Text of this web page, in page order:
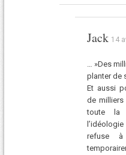
Jack 14
… »Des
planter de
Et aussi
de milliers
toute la
refuse